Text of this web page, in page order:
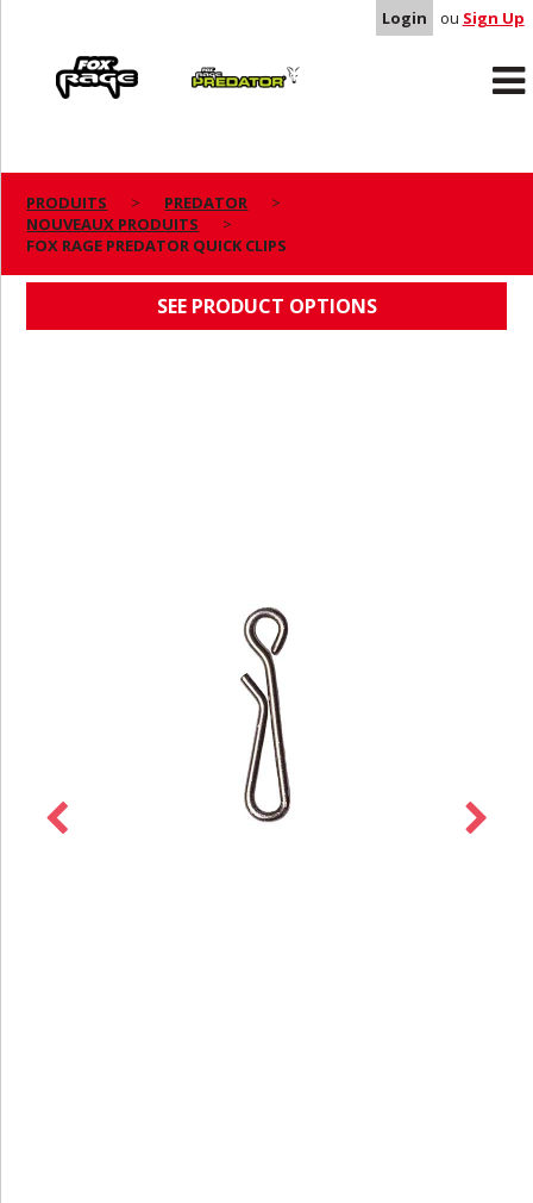
Login ou Sign Up
Predator
PRODUITS
PREDATOR
NOUVEAUX PRODUITS
FOX RAGE PREDATOR QUICK CLIPS
FOX RAGE PREDATOR QUICK CLIPS
SEE PRODUCT OPTIONS